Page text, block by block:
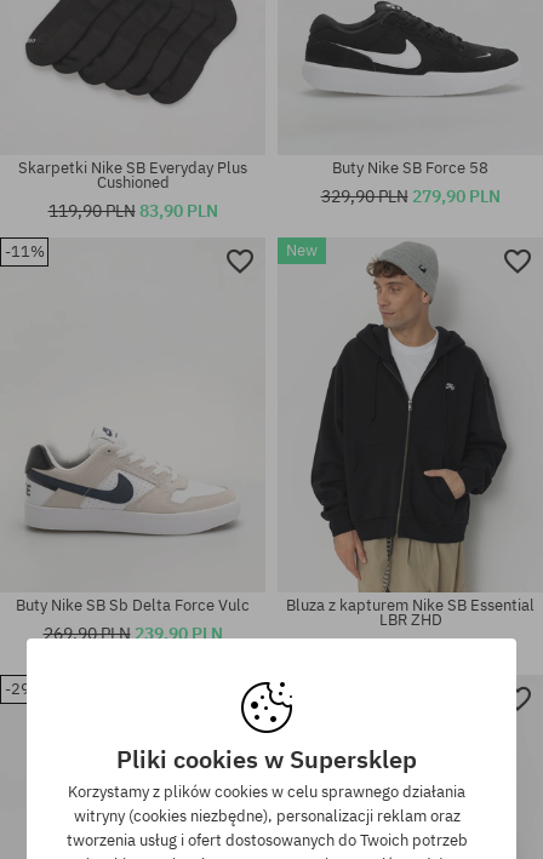
Dostępne rozmiary:
37.5; 41; 45; 47.5
Dostępne rozmiary:
Skarpetki Nike SB Everyday Plus
Cushioned
119,90 PLN83,90 PLN
40.5; 41; 42; 42.5; 43; 44; 44.5;
45; 45.5; 46; 47.5; 48.5
Buty Nike SB Force 58
329,90 PLN 279,90 PLN
-11%
Buty Nike SB Sb Delta Force Vulc
269,90 PLN 239,90 PLN
New
Bluza z kapturem Nike SB Essential
LBR ZHD
-29% -31%
Pliki cookies w Supersklep
Korzystamy z plików cookies w celu sprawnego działania
witryny (cookies niezbędne), personalizacji reklam oraz
tworzenia usług i ofert dostosowanych do Twoich potrzeb